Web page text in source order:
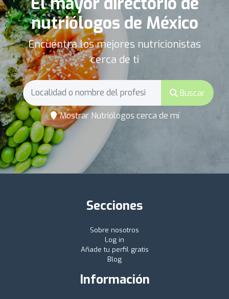
nutriólogos de México
Encuentra los mejores nutricionistas
cerca de ti
Buscar
Mostrar Nutriólogos cerca de mí
Secciones
Sobre nosotros
Log in
Añade tu perfil gratis
Blog
Información